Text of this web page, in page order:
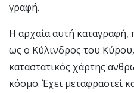
γραφή.
Η αρχαία αυτή καταγραφή,
ως ο Κύλινδρος του
καταστατικός χάρτης
κόσμο. Έχει μεταφραστεί